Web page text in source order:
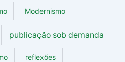
Modernismo
publicação sob demanda
reflexões